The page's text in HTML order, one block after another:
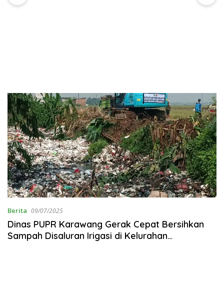
Berita 09/07/2025
Dinas PUPR Karawang Gerak Cepat Bersihkan
Sampah Disaluran Irigasi di Kelurahan